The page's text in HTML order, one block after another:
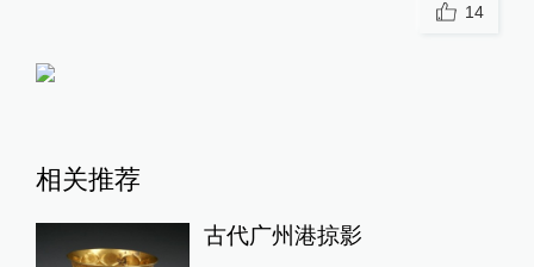
14
相关推荐
古代广州港掠影